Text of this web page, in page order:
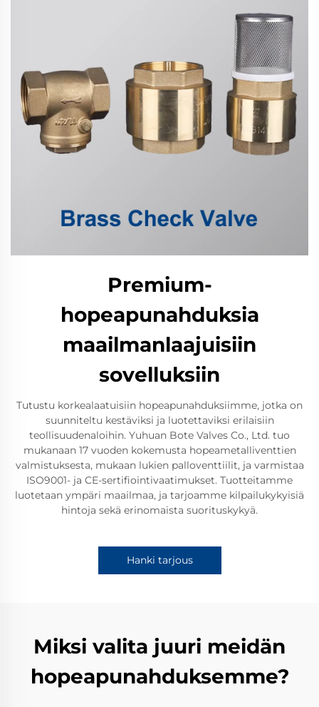
Premium-
hopeapunahduksia
maailmanlaajuisiin
sovelluksiin
Tutustu korkealaatuisiin hopeapunahduksiimme, jotka on
suunniteltu kestäviksi ja luotettaviksi erilaisiin
teollisuudenaloihin. Yuhuan Bote Valves Co., Ltd. tuo
mukanaan 17 vuoden kokemusta hopeametalliventtien
valmistuksesta, mukaan lukien palloventtiilit, ja varmistaa
ISO9001- ja CE-sertifiointivaatimukset. Tuotteitamme
luotetaan ympäri maailmaa, ja tarjoamme kilpailukykyisiä
hintoja sekä erinomaista suorituskykyä.
Hanki tarjous
Miksi valita juuri meidän
hopeapunahduksemme?